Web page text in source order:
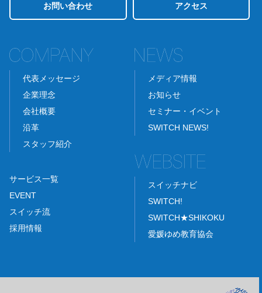
お問い合わせ アクセス
代表メッセージ
企業理念
会社概要
沿革
スタッフ紹介
サービス一覧
EVENT
スイッチ流
採用情報
メディア情報
お知らせ
セミナー・イベント
SWITCH NEWS!
スイッチナビ
SWITCH!
SWITCH★SHIKOKU
愛媛ゆめ教育協会